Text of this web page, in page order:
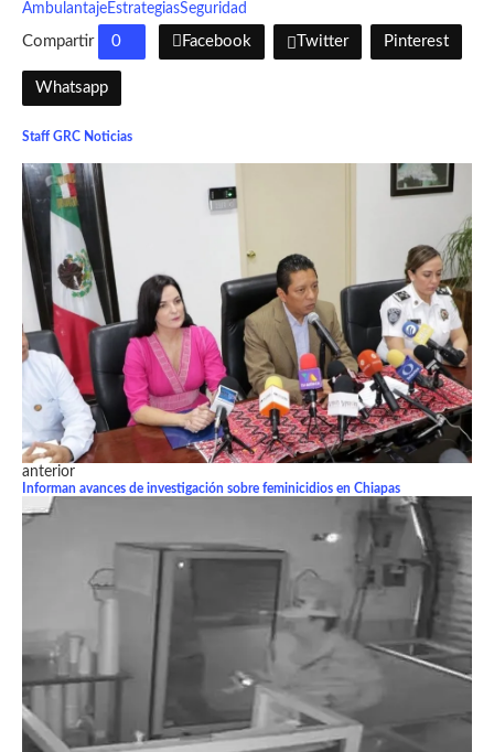
AmbulantajeEstrategiasSeguridad
Compartir 0 Facebook Twitter Pinterest
Whatsapp
Staff GRC Noticias
anterior
Informan avances de investigación sobre feminicidios en Chiapas